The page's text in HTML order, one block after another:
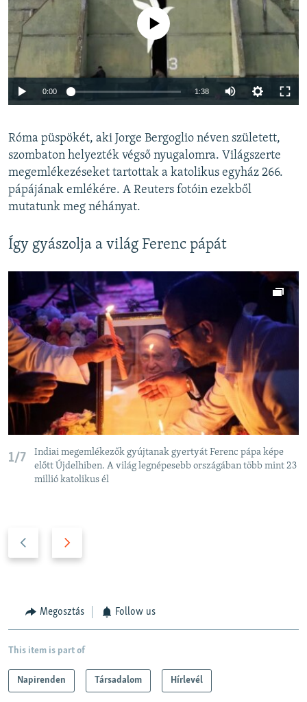
Auto 240p 360p 480p
720p 1080p
Jelenleg nincs elérhető tartalom
0:00 1:38
360p
480p
720p
Róma püspökét, aki Jorge Bergoglio néven született,
szombaton helyezték végső nyugalomra. Világszerte
megemlékezéseket tartottak a katolikus egyház 266.
pápájának emlékére. A Reuters fotóin ezekből
mutatunk meg néhányat.
Így gyászolja a világ Ferenc pápát
1/7
Indiai megemlékezők gyújtanak gyertyát Ferenc pápa képe
előtt Újdelhiben. A világ legnépesebb országában több mint 23
millió katolikus él
s
s
l
l
d
e
Megosztás Follow us
This item is part of
Napirenden Társadalom Hírlevél